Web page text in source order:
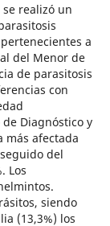
se realizó un
a
del Menor de
de parasitosis
con
Diagnóstico y
más afectada
del
Los
siendo
(13,3%) los